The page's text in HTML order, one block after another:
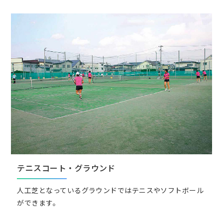
テニスコート・グラウンド
人工芝となっているグラウンドではテニスやソフトボール
ができます。